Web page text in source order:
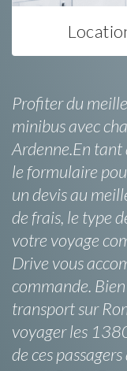
Profiter du
minibus avec
Ardenne.En
le formulaire
un devis au
de frais, le type
votre voyage
Drive vous
commande.
transport sur
voyager les
de ces